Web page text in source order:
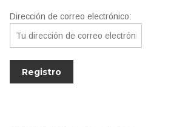
Dirección de correo electrónico: